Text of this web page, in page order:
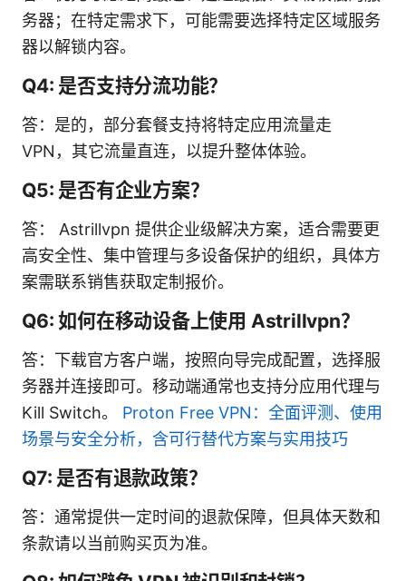
务器；在特定需求下，可能需要选择特定区域服务
器以解锁内容。
Q4: 是否支持分流功能？
答：是的，部分套餐支持将特定应用流量走
VPN，其它流量直连，以提升整体体验。
Q5: 是否有企业方案？
答： Astrillvpn 提供企业级解决方案，适合需要更
高安全性、集中管理与多设备保护的组织，具体方
案需联系销售获取定制报价。
Q6: 如何在移动设备上使用 Astrillvpn？
答：下载官方客户端，按照向导完成配置，选择服
务器并连接即可。移动端通常也支持分应用代理与
Kill Switch。 Proton Free VPN：全面评测、使用
场景与安全分析，含可行替代方案与实用技巧
Q7: 是否有退款政策？
答：通常提供一定时间的退款保障，但具体天数和
条款请以当前购买页为准。